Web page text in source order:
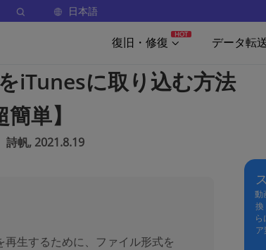
日本語
復旧・修復
HOT
データ転送
iTunesに取り込む方法
簡単】
帆, 2021.8.19
生するために、ファイル形式を
動
換